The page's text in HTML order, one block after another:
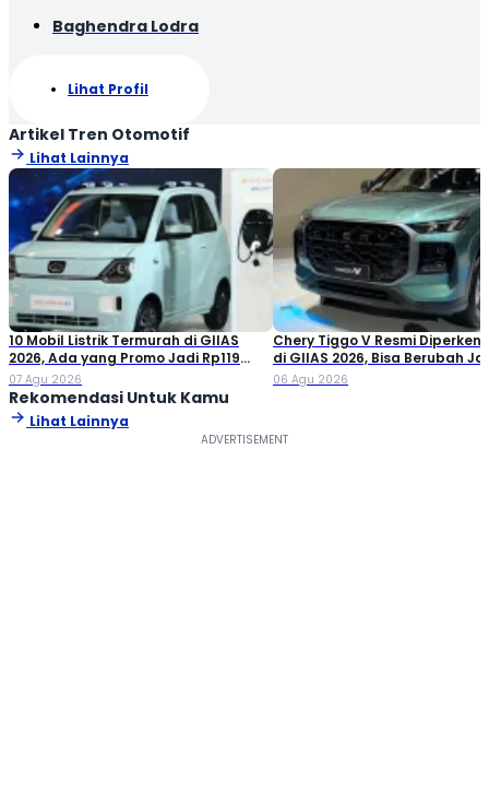
Baghendra Lodra
Lihat Profil
Artikel Tren Otomotif
Lihat Lainnya
10 Mobil Listrik Termurah di GIIAS
2026, Ada yang Promo Jadi Rp119
Jutaan!
07 Agu 2026
Chery Tiggo V Resmi
di GIIAS 2026, Bisa Berubah
Double Cabin
06 Agu 2026
Rekomendasi Untuk Kamu
Lihat Lainnya